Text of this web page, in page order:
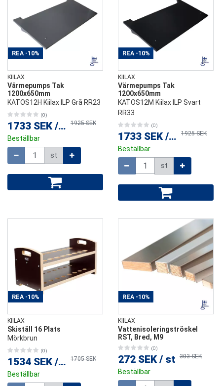
REA -10%
KIILAX
Värmepumps Tak
1200x650mm
KATOS12H Kiilax ILP Grå RR23
(0)
1733 SEK / st1925 SEK
Beställbar
st
REA -10%
KIILAX
Värmepumps Tak
1200x650mm
KATOS12M Kiilax ILP Svart
RR33
(0)
1733 SEK / st1925 SEK
Beställbar
st
REA -10%
KIILAX
Skiställ 16 Plats
Mörkbrun
(0)
1534 SEK / st1705 SEK
Beställbar
REA -10%
KIILAX
Vattenisoleringströskel
RST, Bred, M9
(0)
272 SEK / st 303 SEK
Beställbar